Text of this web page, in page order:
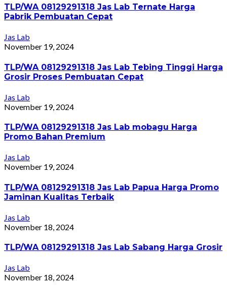
TLP/WA 08129291318 Jas Lab Ternate Harga
Pabrik Pembuatan Cepat
Jas Lab
November 19, 2024
TLP/WA 08129291318 Jas Lab Tebing Tinggi Harga
Grosir Proses Pembuatan Cepat
Jas Lab
November 19, 2024
TLP/WA 08129291318 Jas Lab mobagu Harga
Promo Bahan Premium
Jas Lab
November 19, 2024
TLP/WA 08129291318 Jas Lab Papua Harga Promo
Jaminan Kualitas Terbaik
Jas Lab
November 18, 2024
TLP/WA 08129291318 Jas Lab Sabang Harga Grosir
Jas Lab
November 18, 2024